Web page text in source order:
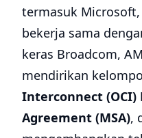
termasuk
bekerja sama
keras Broadcom,
mendirikan
Interconnect (OCI)
Agreement (MSA),